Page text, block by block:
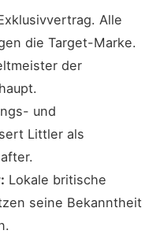
Alle
die Target-Marke.
der
und
Littler als
Lokale britische
seine Bekanntheit